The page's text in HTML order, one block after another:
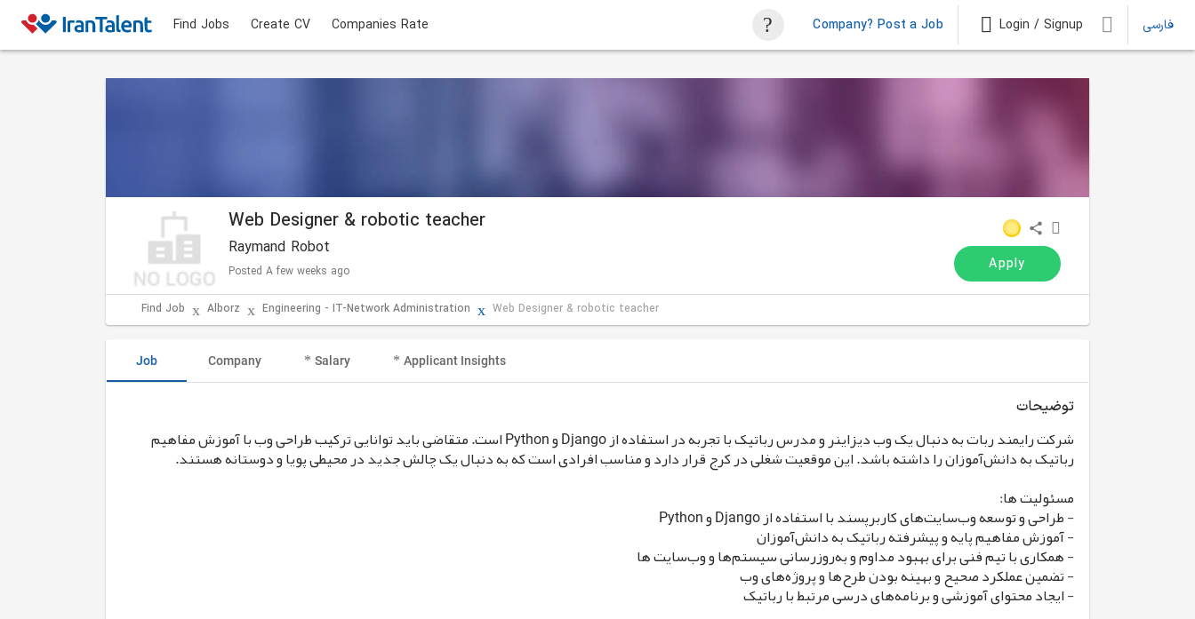
Find Jobs Create CV Companies Rate Company? Post a Job Login / Signup فارسی
Web Designer & robotic teacher
Raymand Robot
Posted A few weeks ago Apply
Find Job Alborz Engineering - IT-Network Administration Web Designer & robotic teacher
Job Company Salary Applicant Insights
توضیحات
شرکت رایمند ربات به دنبال یک وب دیزاینر و مدرس رباتیک با تجربه در استفاده از Django و Python است. متقاضی باید توانایی ترکیب طراحی وب با آموزش مفاهیم
رباتیک به دانش‌آموزان را داشته باشد. این موقعیت شغلی در کرج قرار دارد و مناسب افرادی است که به دنبال یک چالش جدید در محیطی پویا و دوستانه هستند.
مسئولیت ها:
- طراحی و توسعه وب‌سایت‌های کاربرپسند با استفاده از Django و Python
- آموزش مفاهیم پایه و پیشرفته رباتیک به دانش‌آموزان
- همکاری با تیم فنی برای بهبود مداوم و به‌روزرسانی سیستم‌ها و وب‌سایت ها
- تضمین عملکرد صحیح و بهینه بودن طرح‌ها و پروژه‌های وب
- ایجاد محتوای آموزشی و برنامه‌های درسی مرتبط با رباتیک